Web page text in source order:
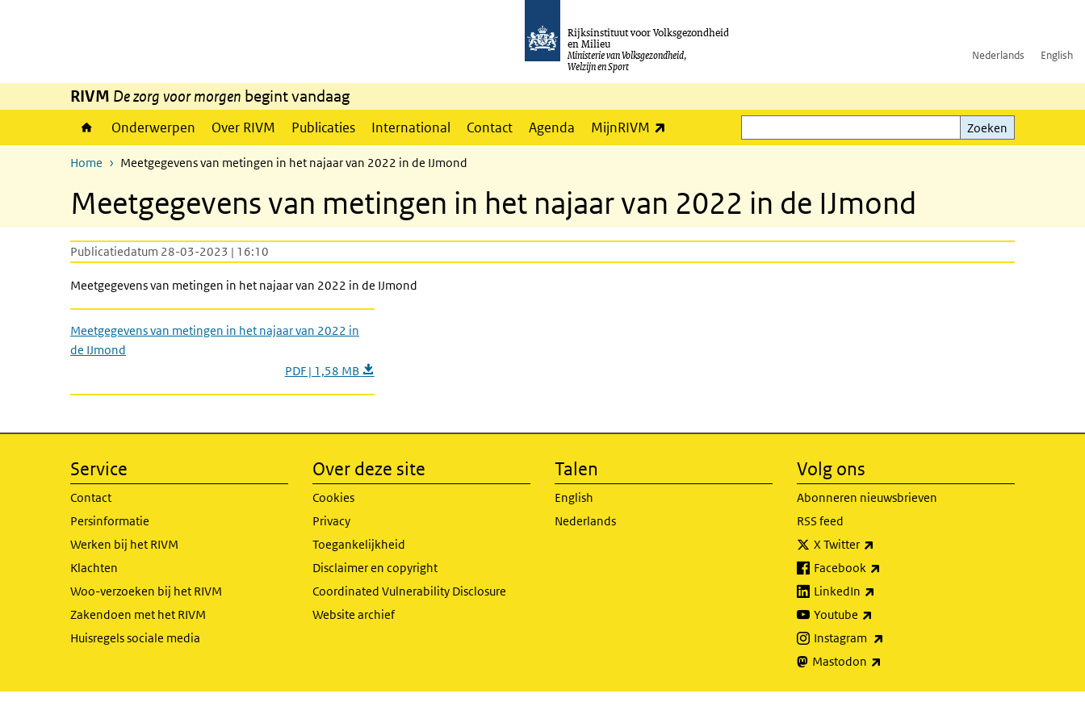
Rijksinstituut voor Volksgezondheid
en Milieu
Ministerie van Volksgezondheid,
Welzijn en Sport
Nederlands English
RIVM De zorg voor morgen begint vandaag
Onderwerpen Over RIVM Publicaties International Contact Agenda MijnRIVM
Zoeken
Zoeken
Home Meetgegevens van metingen in het najaar van 2022 in de IJmond
Meetgegevens van metingen in het najaar van 2022 in de IJmond
Publicatiedatum 28-03-2023 | 16:10
Meetgegevens van metingen in het najaar van 2022 in de IJmond
Meetgegevens van metingen in het najaar van 2022 in
de IJmond
PDF | 1,58 MB
Service
Contact
Persinformatie
Werken bij het RIVM
Klachten
Woo-verzoeken bij het RIVM
Zakendoen met het RIVM
Huisregels sociale media
Over deze site
Cookies
Privacy
Toegankelijkheid
Disclaimer en copyright
Coordinated Vulnerability Disclosure
Website archief
Talen
English
Nederlands
Volg ons
Abonneren nieuwsbrieven
RSS feed
X Twitter
Facebook
LinkedIn
Youtube
Instagram
Mastodon